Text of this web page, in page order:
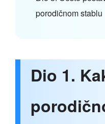
porodičnom stablu
Dio 1.